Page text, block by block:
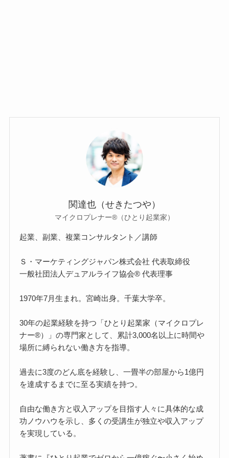
関達也（せきたつや）
マイクロプレナー®（ひとり起業家）
起業、副業、複業コンサルタント／講師
Ｓ・マーケティングジャパン株式会社 代表取締役
一般社団法人デュアルライフ協会® 代表理事
1970年7月生まれ。宮崎出身。千葉大学卒。
30年の起業経験を持つ「ひとり起業家（マイクロプレ
ナー®）」の専門家として、累計3,000名以上に時間や
場所に縛られない働き方を指導。
過去に3度のどん底を経験し、一畳半の部屋から1億円
を達成するまでに至る実績を持つ。
自由な働き方と収入アップを目指す人々に具体的な成
功ノウハウを示し、多くの受講生が独立や収入アップ
を実現している。